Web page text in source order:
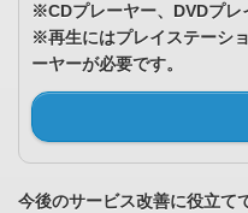
※CDプレーヤー、DVDプレ
※再生にはプレイステーシ
ーヤーが必要です。
今後のサービス改善に役立て